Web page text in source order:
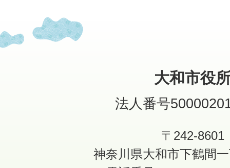
大和市役
法人番号
〒242-8601
神奈川県大和市下鶴間